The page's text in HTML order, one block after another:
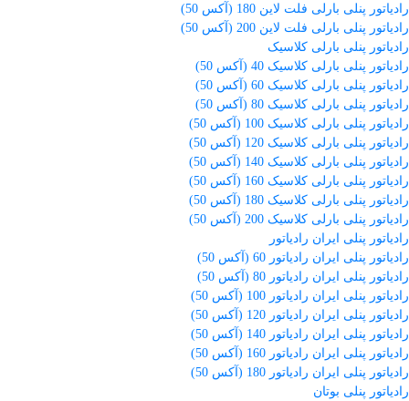
رادیاتور پنلی بارلی فلت لاین 180 (آکس 50)
رادیاتور پنلی بارلی فلت لاین 200 (آکس 50)
رادیاتور پنلی بارلی کلاسیک
رادیاتور پنلی بارلی کلاسیک 40 (آکس 50)
رادیاتور پنلی بارلی کلاسیک 60 (آکس 50)
رادیاتور پنلی بارلی کلاسیک 80 (آکس 50)
رادیاتور پنلی بارلی کلاسیک 100 (آکس 50)
رادیاتور پنلی بارلی کلاسیک 120 (آکس 50)
رادیاتور پنلی بارلی کلاسیک 140 (آکس 50)
رادیاتور پنلی بارلی کلاسیک 160 (آکس 50)
رادیاتور پنلی بارلی کلاسیک 180 (آکس 50)
رادیاتور پنلی بارلی کلاسیک 200 (آکس 50)
رادیاتور پنلی ایران رادیاتور
رادیاتور پنلی ایران رادیاتور 60 (آکس 50)
رادیاتور پنلی ایران رادیاتور 80 (آکس 50)
رادیاتور پنلی ایران رادیاتور 100 (آکس 50)
رادیاتور پنلی ایران رادیاتور 120 (آکس 50)
رادیاتور پنلی ایران رادیاتور 140 (آکس 50)
رادیاتور پنلی ایران رادیاتور 160 (آکس 50)
رادیاتور پنلی ایران رادیاتور 180 (آکس 50)
رادیاتور پنلی بوتان